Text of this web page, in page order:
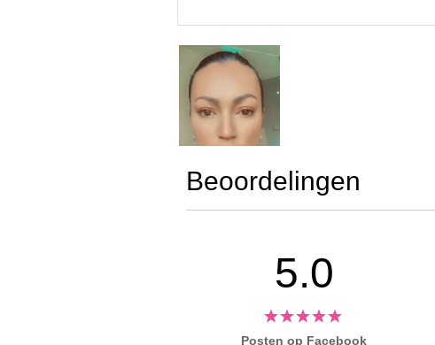
Beoordelingen
5.0
Posten op Facebook